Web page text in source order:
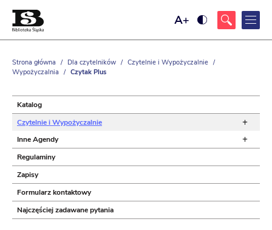
Ustaw
rozmiar
Ustaw
kontrast
z
żółtym
kolorem
Strona główna / Dla czytelników / Czytelnie i Wypożyczalnie /
Wypożyczalnia / Czytak Plus
Katalog
Czytelnie i Wypożyczalnie
+
Inne Agendy +
Regulaminy
Zapisy
Formularz kontaktowy
Najczęściej zadawane pytania